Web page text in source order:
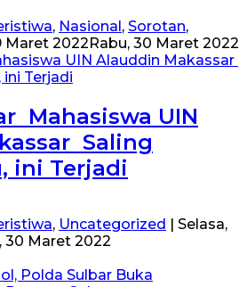
, Nasional , Sorotan,
Maret 2022 Rabu, 30 Maret 2022
Mahasiswa UIN
Saling
ini Terjadi
, Uncategorized | Selasa,
30 Maret 2022